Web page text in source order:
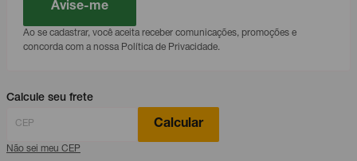
Avise-me
Ao se cadastrar, você aceita receber comunicações, promoções e
concorda com a nossa Política de Privacidade.
Calcule seu frete
Calcular
Não sei meu CEP